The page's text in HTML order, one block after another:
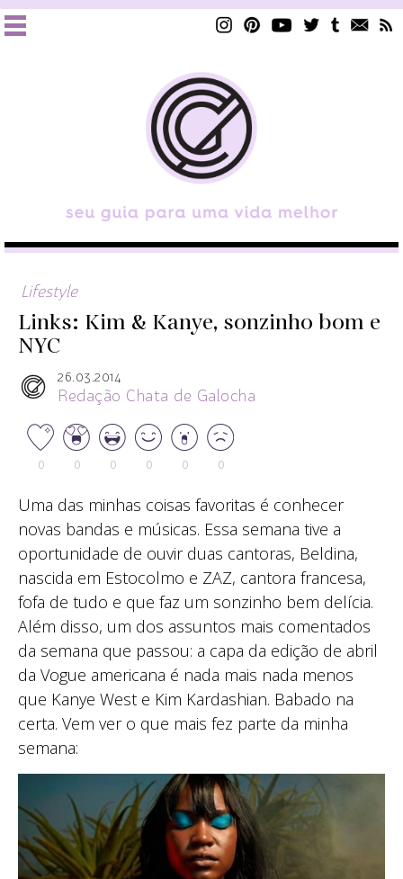
Lifestyle
Links: Kim & Kanye, sonzinho bom e
NYC
26.03.2014
Redação Chata de Galocha
0 0 0 0 0 0
Uma das minhas coisas favoritas é conhecer
novas bandas e músicas. Essa semana tive a
oportunidade de ouvir duas cantoras, Beldina,
nascida em Estocolmo e ZAZ, cantora francesa,
fofa de tudo e que faz um sonzinho bem delícia.
Além disso, um dos assuntos mais comentados
da semana que passou: a capa da edição de abril
da Vogue americana é nada mais nada menos
que Kanye West e Kim Kardashian. Babado na
certa. Vem ver o que mais fez parte da minha
semana: